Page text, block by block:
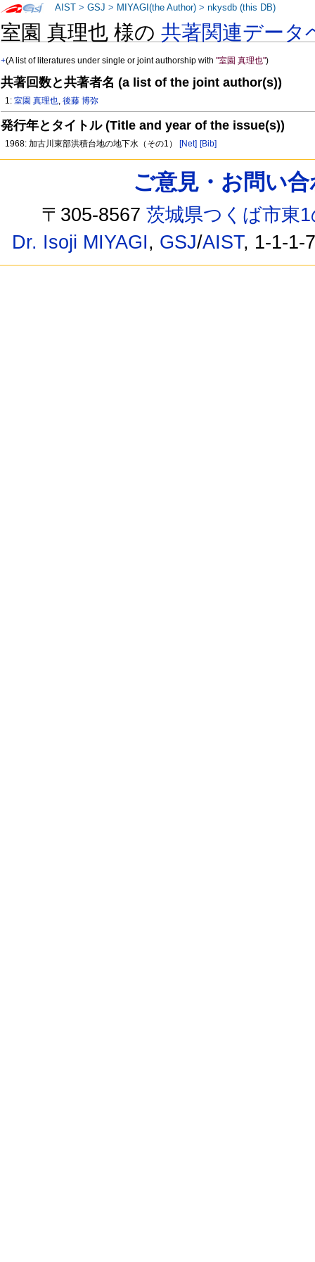
室園 真理也 様の共著関連データ
+(A list of literatures under single or joint authorship with"室園 真理也")
共著回数と共著者名 (a list of the joint author(s))
1:室園 真理也,後藤 博弥
発行年とタイトル (Title and year of the issue(s))
1968: 加古川東部洪積台地の地下水（その1） [Net] [Bib]
AIST >GSJ > MIYAGI(the Author) >nkysdb (this DB)
ご意見・お問い
〒305-8567茨城県つくば市東
Dr. Isoji MIYAGI, GSJ/AIST, 1-1-1-